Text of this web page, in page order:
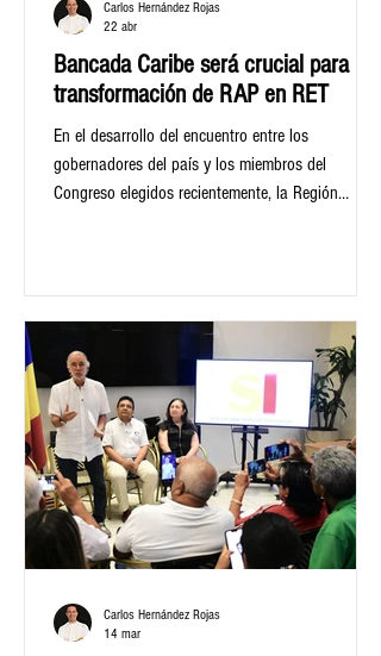
Bancada Caribe será crucial para la
transformación de RAP en RET
En el desarrollo del encuentro entre los
gobernadores del país y los miembros del
Congreso elegidos recientemente, la Región
Región Entidad Territorial (RET).
Carlos Hernández Rojas
22 abr
Carlos Hernández Rojas
14 mar